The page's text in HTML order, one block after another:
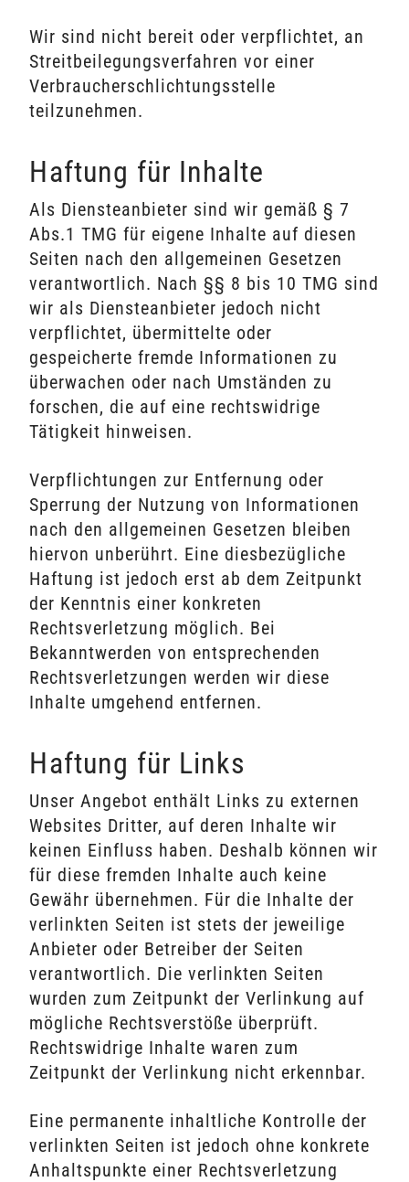
Wir sind nicht bereit oder verpflichtet, an
Streitbeilegungsverfahren vor einer
Verbraucherschlichtungsstelle
teilzunehmen.
Haftung für Inhalte
Als Diensteanbieter sind wir gemäß § 7
Abs.1 TMG für eigene Inhalte auf diesen
Seiten nach den allgemeinen Gesetzen
verantwortlich. Nach §§ 8 bis 10 TMG sind
wir als Diensteanbieter jedoch nicht
verpflichtet, übermittelte oder
gespeicherte fremde Informationen zu
überwachen oder nach Umständen zu
forschen, die auf eine rechtswidrige
Tätigkeit hinweisen.
Verpflichtungen zur Entfernung oder
Sperrung der Nutzung von Informationen
nach den allgemeinen Gesetzen bleiben
hiervon unberührt. Eine diesbezügliche
Haftung ist jedoch erst ab dem Zeitpunkt
der Kenntnis einer konkreten
Rechtsverletzung möglich. Bei
Bekanntwerden von entsprechenden
Rechtsverletzungen werden wir diese
Inhalte umgehend entfernen.
Haftung für Links
Unser Angebot enthält Links zu externen
Websites Dritter, auf deren Inhalte wir
keinen Einfluss haben. Deshalb können wir
für diese fremden Inhalte auch keine
Gewähr übernehmen. Für die Inhalte der
verlinkten Seiten ist stets der jeweilige
Anbieter oder Betreiber der Seiten
verantwortlich. Die verlinkten Seiten
wurden zum Zeitpunkt der Verlinkung auf
mögliche Rechtsverstöße überprüft.
Rechtswidrige Inhalte waren zum
Zeitpunkt der Verlinkung nicht erkennbar.
Eine permanente inhaltliche Kontrolle der
verlinkten Seiten ist jedoch ohne konkrete
Anhaltspunkte einer Rechtsverletzung